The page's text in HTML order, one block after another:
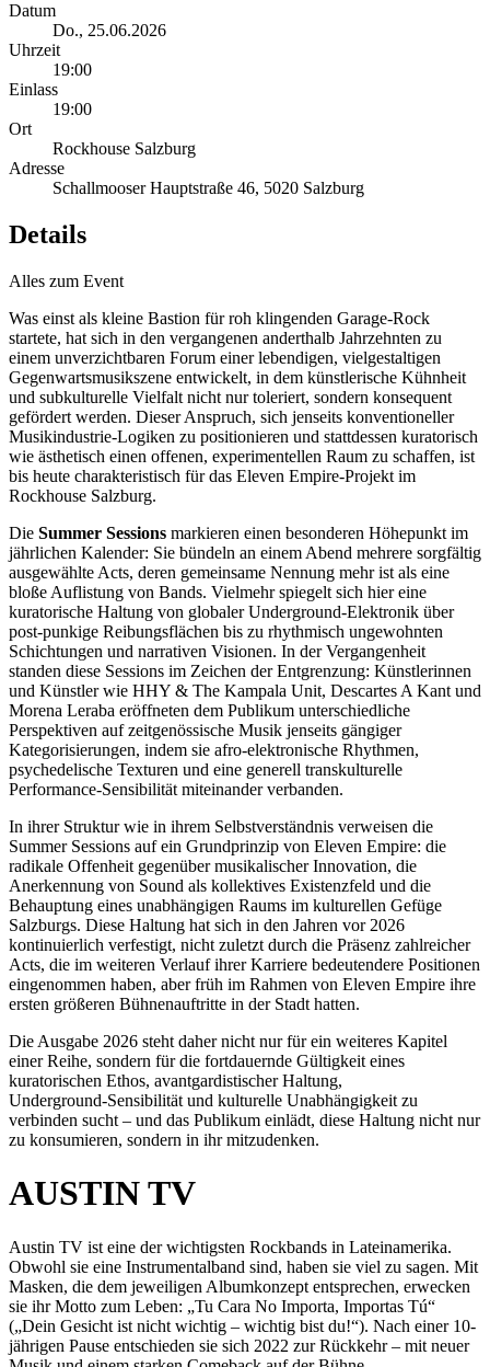
Datum
Do., 25.06.2026
Uhrzeit
19:00
Einlass
19:00
Ort
Rockhouse Salzburg
Adresse
Schallmooser Hauptstraße 46, 5020 Salzburg
Details
Alles zum Event
Was einst als kleine Bastion für roh klingenden Garage‑Rock
startete, hat sich in den vergangenen anderthalb Jahrzehnten zu
einem unverzichtbaren Forum einer lebendigen, vielgestaltigen
Gegenwartsmusikszene entwickelt, in dem künstlerische Kühnheit
und subkulturelle Vielfalt nicht nur toleriert, sondern konsequent
gefördert werden. Dieser Anspruch, sich jenseits konventioneller
Musikindustrie‑Logiken zu positionieren und stattdessen kuratorisch
wie ästhetisch einen offenen, experimentellen Raum zu schaffen, ist
bis heute charakteristisch für das Eleven Empire‑Projekt im
Rockhouse Salzburg.
Die Summer Sessions markieren einen besonderen Höhepunkt im
jährlichen Kalender: Sie bündeln an einem Abend mehrere sorgfältig
ausgewählte Acts, deren gemeinsame Nennung mehr ist als eine
bloße Auflistung von Bands. Vielmehr spiegelt sich hier eine
kuratorische Haltung von globaler Underground‑Elektronik über
post‑punkige Reibungsflächen bis zu rhythmisch ungewohnten
Schichtungen und narrativen Visionen. In der Vergangenheit
standen diese Sessions im Zeichen der Entgrenzung: Künstlerinnen
und Künstler wie HHY & The Kampala Unit, Descartes A Kant und
Morena Leraba eröffneten dem Publikum unterschiedliche
Perspektiven auf zeitgenössische Musik jenseits gängiger
Kategorisierungen, indem sie afro‑elektronische Rhythmen,
psychedelische Texturen und eine generell transkulturelle
Performance‑Sensibilität miteinander verbanden.
In ihrer Struktur wie in ihrem Selbstverständnis verweisen die
Summer Sessions auf ein Grundprinzip von Eleven Empire: die
radikale Offenheit gegenüber musikalischer Innovation, die
Anerkennung von Sound als kollektives Existenzfeld und die
Behauptung eines unabhängigen Raums im kulturellen Gefüge
Salzburgs. Diese Haltung hat sich in den Jahren vor 2026
kontinuierlich verfestigt, nicht zuletzt durch die Präsenz zahlreicher
Acts, die im weiteren Verlauf ihrer Karriere bedeutendere Positionen
eingenommen haben, aber früh im Rahmen von Eleven Empire ihre
ersten größeren Bühnenauftritte in der Stadt hatten.
Die Ausgabe 2026 steht daher nicht nur für ein weiteres Kapitel
einer Reihe, sondern für die fortdauernde Gültigkeit eines
kuratorischen Ethos, avantgardistischer Haltung,
Underground‑Sensibilität und kulturelle Unabhängigkeit zu
verbinden sucht – und das Publikum einlädt, diese Haltung nicht nur
zu konsumieren, sondern in ihr mitzudenken.
AUSTIN TV
Austin TV ist eine der wichtigsten Rockbands in Lateinamerika.
Obwohl sie eine Instrumentalband sind, haben sie viel zu sagen. Mit
Masken, die dem jeweiligen Albumkonzept entsprechen, erwecken
sie ihr Motto zum Leben: „Tu Cara No Importa, Importas Tú“
(„Dein Gesicht ist nicht wichtig – wichtig bist du!“). Nach einer 10-
jährigen Pause entschieden sie sich 2022 zur Rückkehr – mit neuer